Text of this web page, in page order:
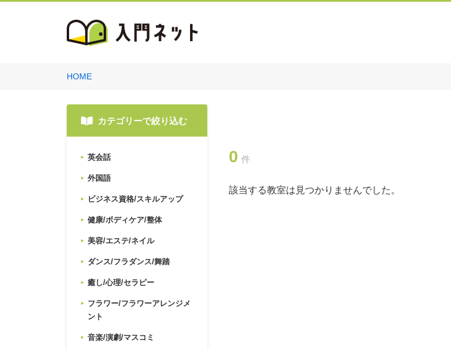
HOME
カテゴリーで絞り込む
英会話
外国語
ビジネス資格/スキルアップ
健康/ボディケア/整体
美容/エステ/ネイル
ダンス/フラダンス/舞踏
癒し/心理/セラピー
フラワー/フラワーアレンジメ
ント
音楽/演劇/マスコミ
0 件
該当する教室は見つかりませんでした。